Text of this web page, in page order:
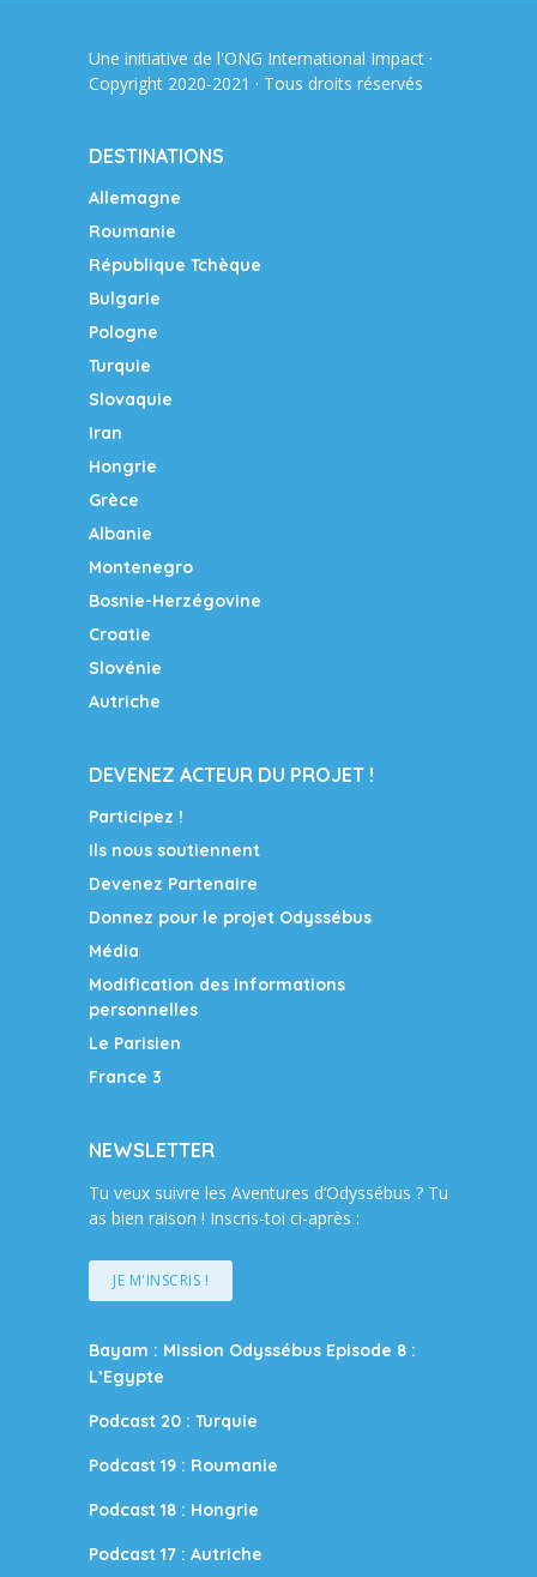
Une initiative de l'ONG International Impact ·
Copyright 2020-2021 · Tous droits réservés
DESTINATIONS
Allemagne
Roumanie
République Tchèque
Bulgarie
Pologne
Turquie
Slovaquie
Iran
Hongrie
Grèce
Albanie
Montenegro
Bosnie-Herzégovine
Croatie
Slovénie
Autriche
DEVENEZ ACTEUR DU PROJET !
Participez !
Ils nous soutiennent
Devenez Partenaire
Donnez pour le projet Odyssébus
Média
Modification des informations
personnelles
Le Parisien
France 3
NEWSLETTER
Tu veux suivre les Aventures d’Odyssébus ? Tu
as bien raison ! Inscris-toi ci-après :
JE M'INSCRIS !
Bayam : Mission Odyssébus Episode 8 :
L’Egypte
Podcast 20 : Turquie
Podcast 19 : Roumanie
Podcast 18 : Hongrie
Podcast 17 : Autriche